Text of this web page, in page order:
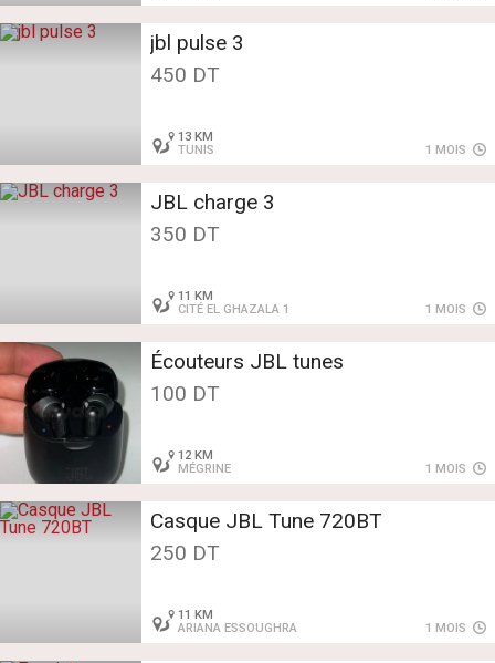
jbl pulse 3
450 DT
13 KM
TUNIS
1 MOIS
JBL charge 3
350 DT
11 KM
CITÉ EL GHAZALA 1
1 MOIS
Écouteurs JBL tunes
100 DT
12 KM
MÉGRINE
1 MOIS
Casque JBL Tune 720BT
250 DT
11 KM
ARIANA ESSOUGHRA
1 MOIS